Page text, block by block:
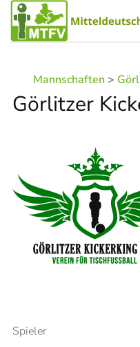
Zum Hauptinhalt
Mannschaften >
Görlitzer
Spieler